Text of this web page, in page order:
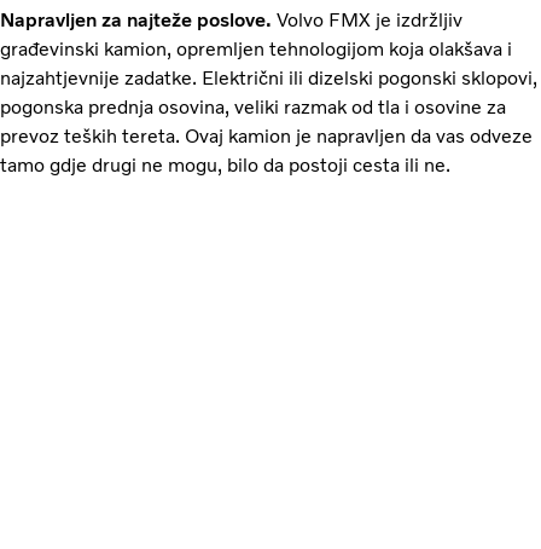
Kampanje
Usluge
Lokator distributera
Vijesti
O nama
Volvo Truck Builder
Napravljen za najteže poslove. Volvo FMX je izdržljiv
građevinski kamion, opremljen tehnologijom koja olakšava i
najzahtjevnije zadatke. Električni ili dizelski pogonski sklopovi,
pogonska prednja osovina, veliki razmak od tla i osovine za
prevoz teških tereta. Ovaj kamion je napravljen da vas odveze
tamo gdje drugi ne mogu, bilo da postoji cesta ili ne.